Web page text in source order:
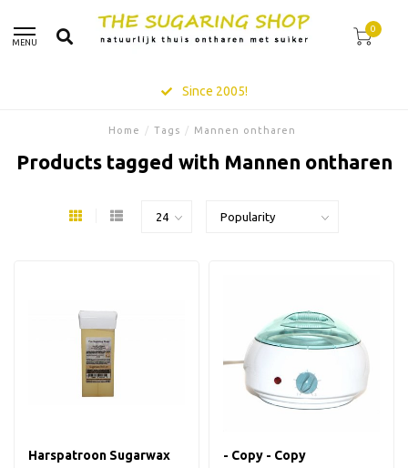
MENU
0
Since 2005!
Home / Tags / Mannen ontharen
Products tagged with Mannen ontharen
Harspatroon Sugarwax
- Copy - Copy